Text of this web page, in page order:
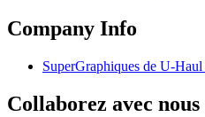
Company Info
SuperGraphiques de U-Haul
Collaborez avec nous